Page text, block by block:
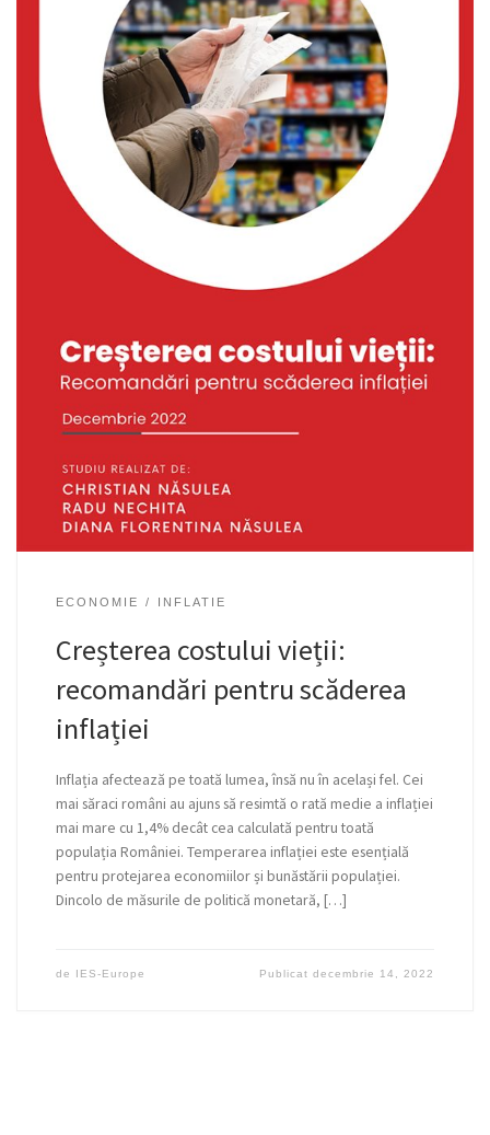
ECONOMIE INFLATIE
Creșterea costului vieții:
recomandări pentru scăderea
inflației
Inflația afectează pe toată lumea, însă nu în același fel. Cei
mai săraci români au ajuns să resimtă o rată medie a inflației
mai mare cu 1,4% decât cea calculată pentru toată
populația României. Temperarea inflației este esențială
pentru protejarea economiilor și bunăstării populației.
Dincolo de măsurile de politică monetară, […]
de IES-Europe Publicatdecembrie 14, 2022